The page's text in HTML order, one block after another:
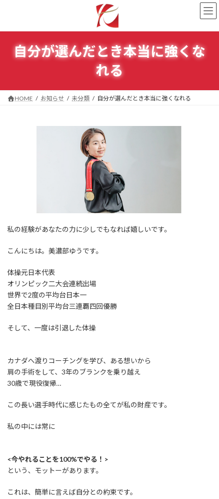
ン
プ
ー
動
自分が選んだとき本当に強くな
れる
HOME お知らせ 未分類 自分が選んだとき本当に強くなれる
私の経験があなたの力に少しでもなれば嬉しいです。
こんにちは。美濃部ゆうです。
体操元日本代表
オリンピック二大会連続出場
世界で2度の平均台日本一
全日本種目別平均台三連覇四回優勝
そして、一度は引退した体操
カナダへ渡りコーチングを学び、ある想いから
肩の手術をして、3年のブランクを乗り越え
30歳で現役復帰…
この長い選手時代に感じたもの全てが私の財産です。
私の中には常に
<今やれることを100%でやる！>
という、モットーがあります。
これは、簡単に言えば自分との約束です。